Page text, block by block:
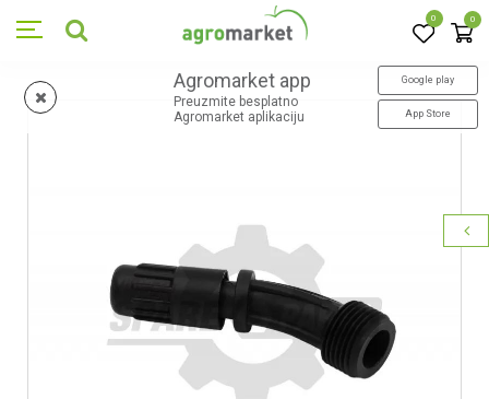
0 0
Agromarket app
Preuzmite besplatno
Agromarket aplikaciju
Google play
App Store